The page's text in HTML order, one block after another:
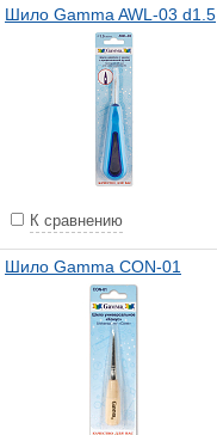
Шило Gamma AWL-03 d1.5
К сравнению
Шило Gamma CON-01